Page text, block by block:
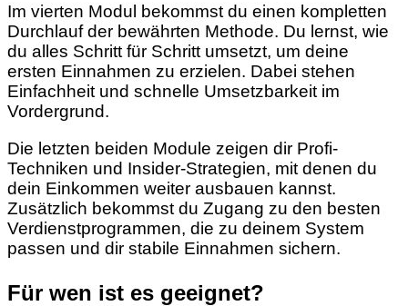
Im vierten Modul bekommst du einen kompletten
Durchlauf der bewährten Methode. Du lernst, wie
du alles Schritt für Schritt umsetzt, um deine
ersten Einnahmen zu erzielen. Dabei stehen
Einfachheit und schnelle Umsetzbarkeit im
Vordergrund.
Die letzten beiden Module zeigen dir Profi-
Techniken und Insider-Strategien, mit denen du
dein Einkommen weiter ausbauen kannst.
Zusätzlich bekommst du Zugang zu den besten
Verdienstprogrammen, die zu deinem System
passen und dir stabile Einnahmen sichern.
Für wen ist es geeignet?